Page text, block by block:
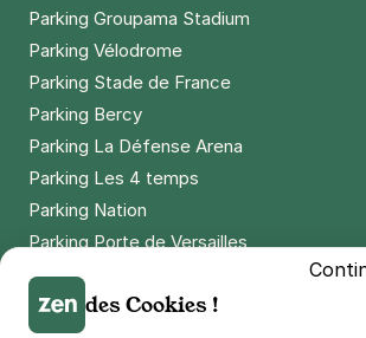
Parking Groupama Stadium
Parking Vélodrome
Parking Stade de France
Parking Bercy
Parking La Défense Arena
Parking Les 4 temps
Parking Nation
Parking Porte de Versailles
Parking Lille Grand Palais
Parking Euralille
des Cookies !